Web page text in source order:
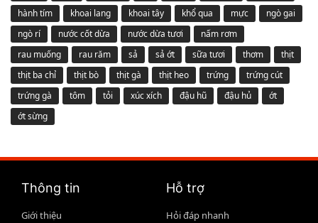
hành tím
khoai lang khoai tây khổ qua mực
ngò gai
ngò rí
nước cốt dừa nước dừa tươi
nấm rơm
rau muống
rau răm sả sả ớt sữa tươi thơm
thịt
thịt ba chỉ
thịt bò thịt gà thịt heo trứng
trứng cút
trứng gà
tôm tỏi xúc xích đậu hũ đậu hủ
ớt
ớt sừng
Thông tin
Giới thiệu
Hỗ trợ
Hỏi đáp nhanh